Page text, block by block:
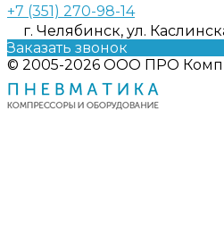
+7 (351) 270-98-14
г. Челябинск, ул.
Заказать звонок
© 2005-2026 ООО ПРО